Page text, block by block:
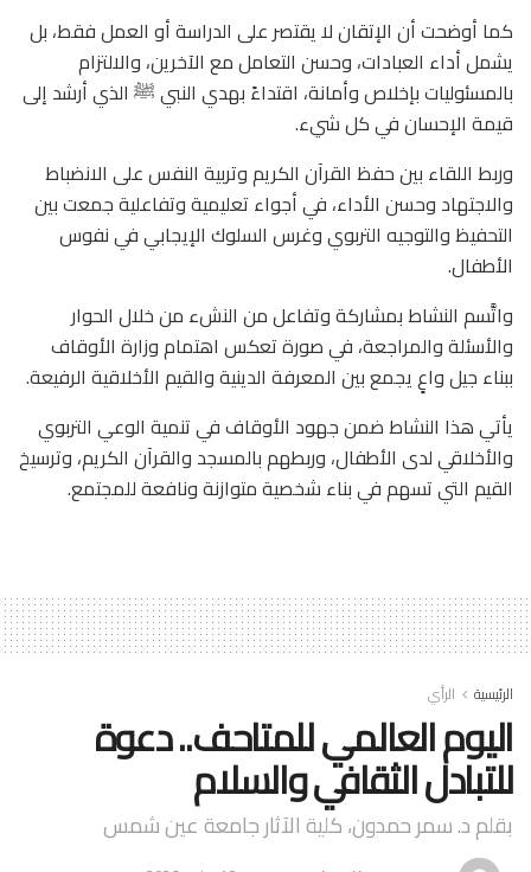
كما أوضحت أن الإتقان لا يقتصر على الدراسة أو العمل فقط، بل
يشمل أداء العبادات، وحسن التعامل مع الآخرين، والالتزام
بالمسئوليات بإخلاص وأمانة، اقتداءً بهدي النبي ﷺ الذي أرشد إلى
قيمة الإحسان في كل شيء.
وربط اللقاء بين حفظ القرآن الكريم وتربية النفس على الانضباط
والاجتهاد وحسن الأداء، في أجواء تعليمية وتفاعلية جمعت بين
التحفيظ والتوجيه التربوي وغرس السلوك الإيجابي في نفوس
الأطفال.
واتَّسم النشاط بمشاركة وتفاعل من النشء من خلال الحوار
والأسئلة والمراجعة، في صورة تعكس اهتمام وزارة الأوقاف
ببناء جيل واعٍ يجمع بين المعرفة الدينية والقيم الأخلاقية الرفيعة.
يأتي هذا النشاط ضمن جهود الأوقاف في تنمية الوعي التربوي
والأخلاقي لدى الأطفال، وربطهم بالمسجد والقرآن الكريم، وترسيخ
القيم التي تسهم في بناء شخصية متوازنة ونافعة للمجتمع.
الرئيسية الرأي
اليوم العالمي للمتاحف.. دعوة
للتبادل الثقافي والسلام
بقلم د. سمر حمدون، كلية الآثار جامعة عين شمس